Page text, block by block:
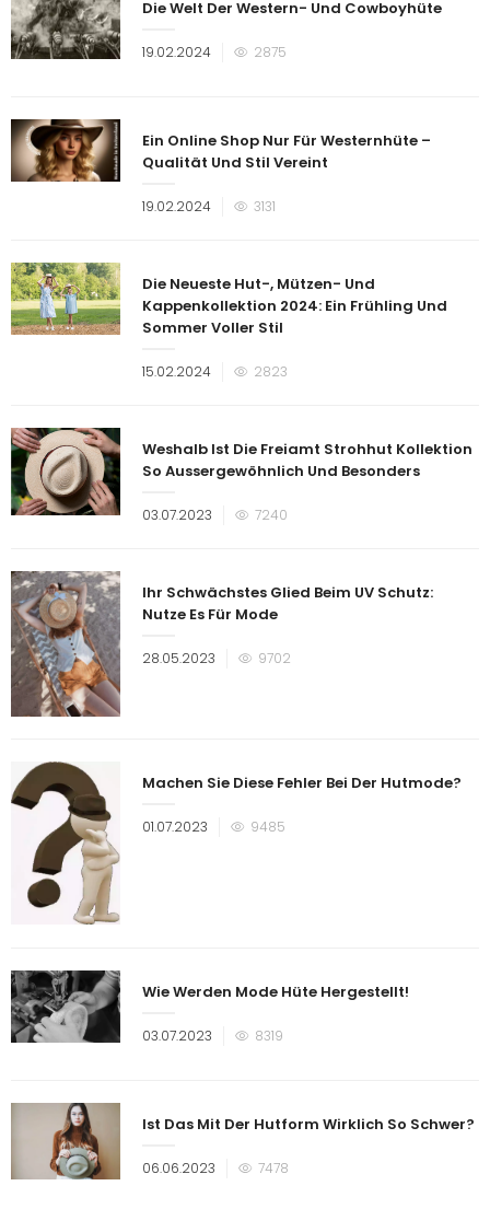
Die Welt Der Western- Und Cowboyhüte
Veröffentlicht
19.02.2024 2875
Ein Online Shop Nur Für Westernhüte –
Qualität Und Stil Vereint
Veröffentlicht
19.02.2024 3131
Die Neueste Hut-, Mützen- Und
Kappenkollektion 2024: Ein Frühling Und
Sommer Voller Stil
Veröffentlicht
15.02.2024 2823
Weshalb Ist Die Freiamt Strohhut Kollektion
So Aussergewöhnlich Und Besonders
Veröffentlicht
03.07.2023 7240
Ihr Schwächstes Glied Beim UV Schutz:
Nutze Es Für Mode
Veröffentlicht
28.05.2023 9702
Machen Sie Diese Fehler Bei Der Hutmode?
Veröffentlicht
01.07.2023 9485
Wie Werden Mode Hüte Hergestellt!
Veröffentlicht
03.07.2023 8319
Ist Das Mit Der Hutform Wirklich So Schwer?
Veröffentlicht
06.06.2023 7478